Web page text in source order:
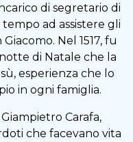
di segretario di
ad assistere gli
Nel 1517, fu
di Natale che la
esperienza che lo
in ogni famiglia.
Carafa,
che facevano vita